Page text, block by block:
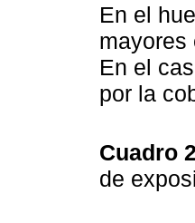
En el
mayores
En el
por la
Cuadro 2
de